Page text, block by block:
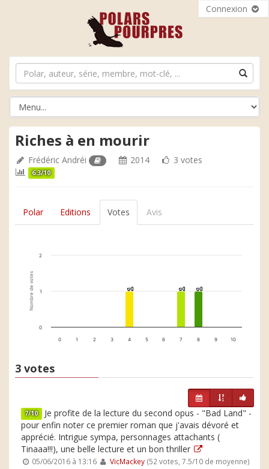
Connexion
Riches à en mourir
Frédéric Andréi 2014 3 votes
6.3/10
Polar Editions Votes Avis
Nombre de votes 1
1 1
1 1
1
0 1 2 3 4 5 6 7 8 9 10
0
1
2
3 votes
7/10 Je profite de la lecture du second opus - "Bad Land" -
pour enfin noter ce premier roman que j'avais dévoré et
apprécié. Intrigue sympa, personnages attachants (
Tinaaa!!!), une belle lecture et un bon thriller
05/06/2016 à 13:16 VicMackey(52 votes, 7.5/10 de moyenne)